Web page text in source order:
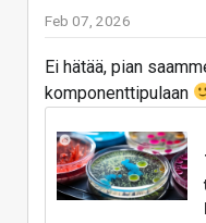
Feb 07, 2026
Ei hätää, pian
komponenttipulaan